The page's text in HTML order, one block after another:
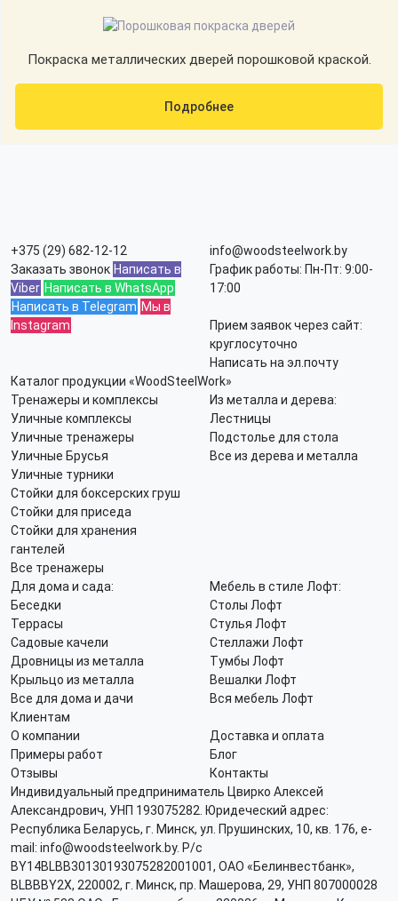
Покраска металлических дверей порошковой краской.
Подробнее
+375 (29) 682-12-12
Заказать звонок Написать в
Viber Написать в WhatsApp
Написать в Telegram Мы в
Instagram
info@woodsteelwork.by
График работы: Пн-Пт: 9:00-
17:00
Прием заявок через сайт:
круглосуточно
Написать на эл.почту
Каталог продукции «WoodSteelWork»
Тренажеры и комплексы
Уличные комплексы
Уличные тренажеры
Уличные Брусья
Уличные турники
Стойки для боксерских груш
Стойки для приседа
Стойки для хранения
гантелей
Все тренажеры
Из металла и дерева:
Лестницы
Подстолье для стола
Все из дерева и металла
Для дома и сада:
Беседки
Террасы
Садовые качели
Дровницы из металла
Крыльцо из металла
Все для дома и дачи
Мебель в стиле Лофт:
Столы Лофт
Стулья Лофт
Стеллажи Лофт
Тумбы Лофт
Вешалки Лофт
Вся мебель Лофт
Клиентам
О компании
Доставка и оплата
Примеры работ
Блог
Отзывы
Контакты
Индивидуальный предприниматель Цвирко Алексей
Александрович, УНП 193075282. Юридеческий адрес:
Республика Беларусь, г. Минск, ул. Прушинских, 10, кв. 176, e-
mail: info@woodsteelwork.by. Р/с
BY14BLBB30130193075282001001, ОАО «Белинвестбанк»,
BLBBBY2X, 220002, г. Минск, пр. Машерова, 29, УНП 807000028